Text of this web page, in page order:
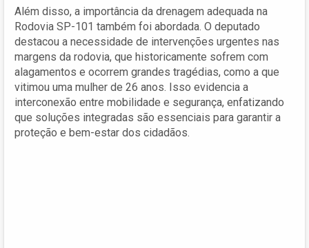
Além disso, a importância da drenagem adequada na
Rodovia SP-101 também foi abordada. O deputado
destacou a necessidade de intervenções urgentes nas
margens da rodovia, que historicamente sofrem com
alagamentos e ocorrem grandes tragédias, como a que
vitimou uma mulher de 26 anos. Isso evidencia a
interconexão entre mobilidade e segurança, enfatizando
que soluções integradas são essenciais para garantir a
proteção e bem-estar dos cidadãos.